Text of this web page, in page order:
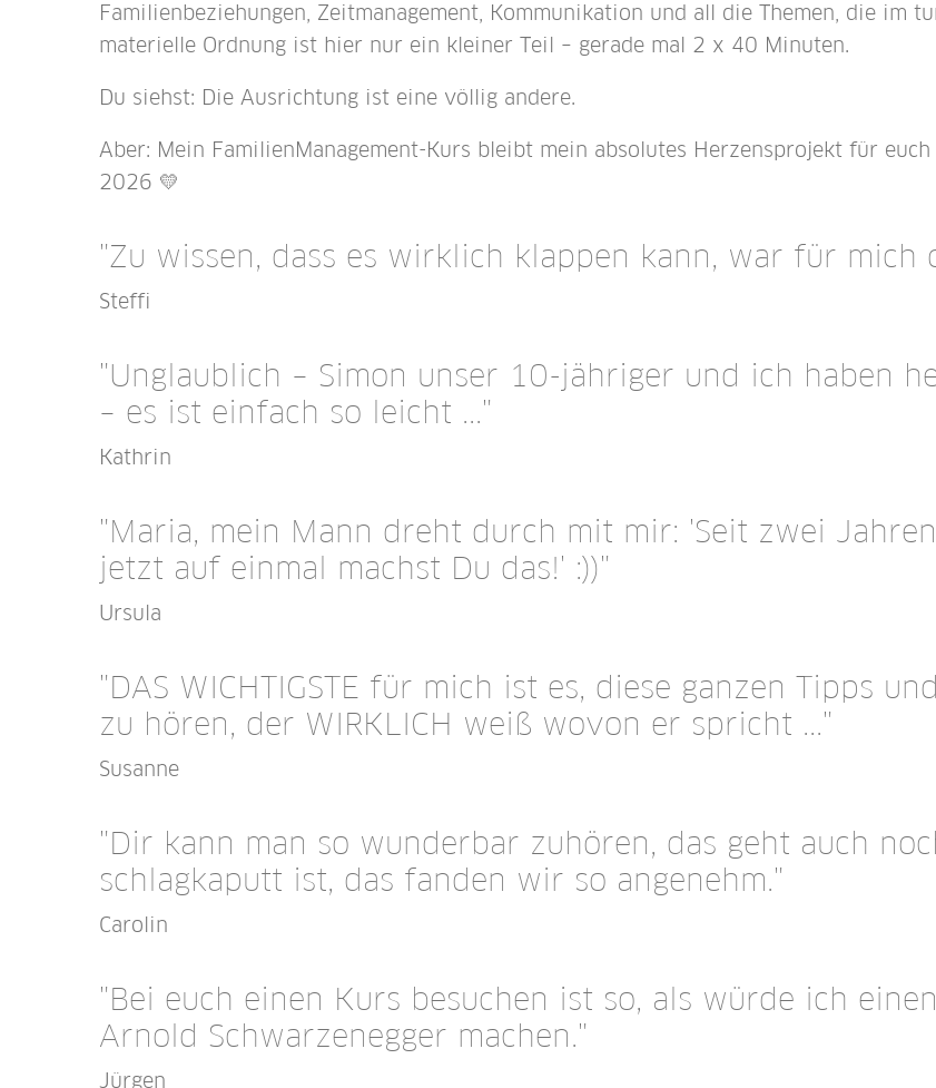
Familienbeziehungen, Zeitmanagement, Kommunikation und all die Themen, die im
materielle Ordnung ist hier nur ein kleiner Teil – gerade mal 2 x 40 Minuten.
Du siehst: Die Ausrichtung ist eine völlig andere.
Aber: Mein FamilienManagement-Kurs bleibt mein absolutes Herzensprojekt für
2026 💛
"Zu wissen, dass es wirklich klappen kann, war für mich
Steffi
"Unglaublich – Simon unser 10-jähriger und ich haben
– es ist einfach so leicht ..."
Kathrin
"Maria, mein Mann dreht durch mit mir: 'Seit zwei
jetzt auf einmal machst Du das!' :))"
Ursula
"DAS WICHTIGSTE für mich ist es, diese ganzen Tipps
zu hören, der WIRKLICH weiß wovon er spricht ..."
Susanne
"Dir kann man so wunderbar zuhören, das geht auch
schlagkaputt ist, das fanden wir so angenehm."
Carolin
"Bei euch einen Kurs besuchen ist so, als würde ich
Arnold Schwarzenegger machen."
Jürgen